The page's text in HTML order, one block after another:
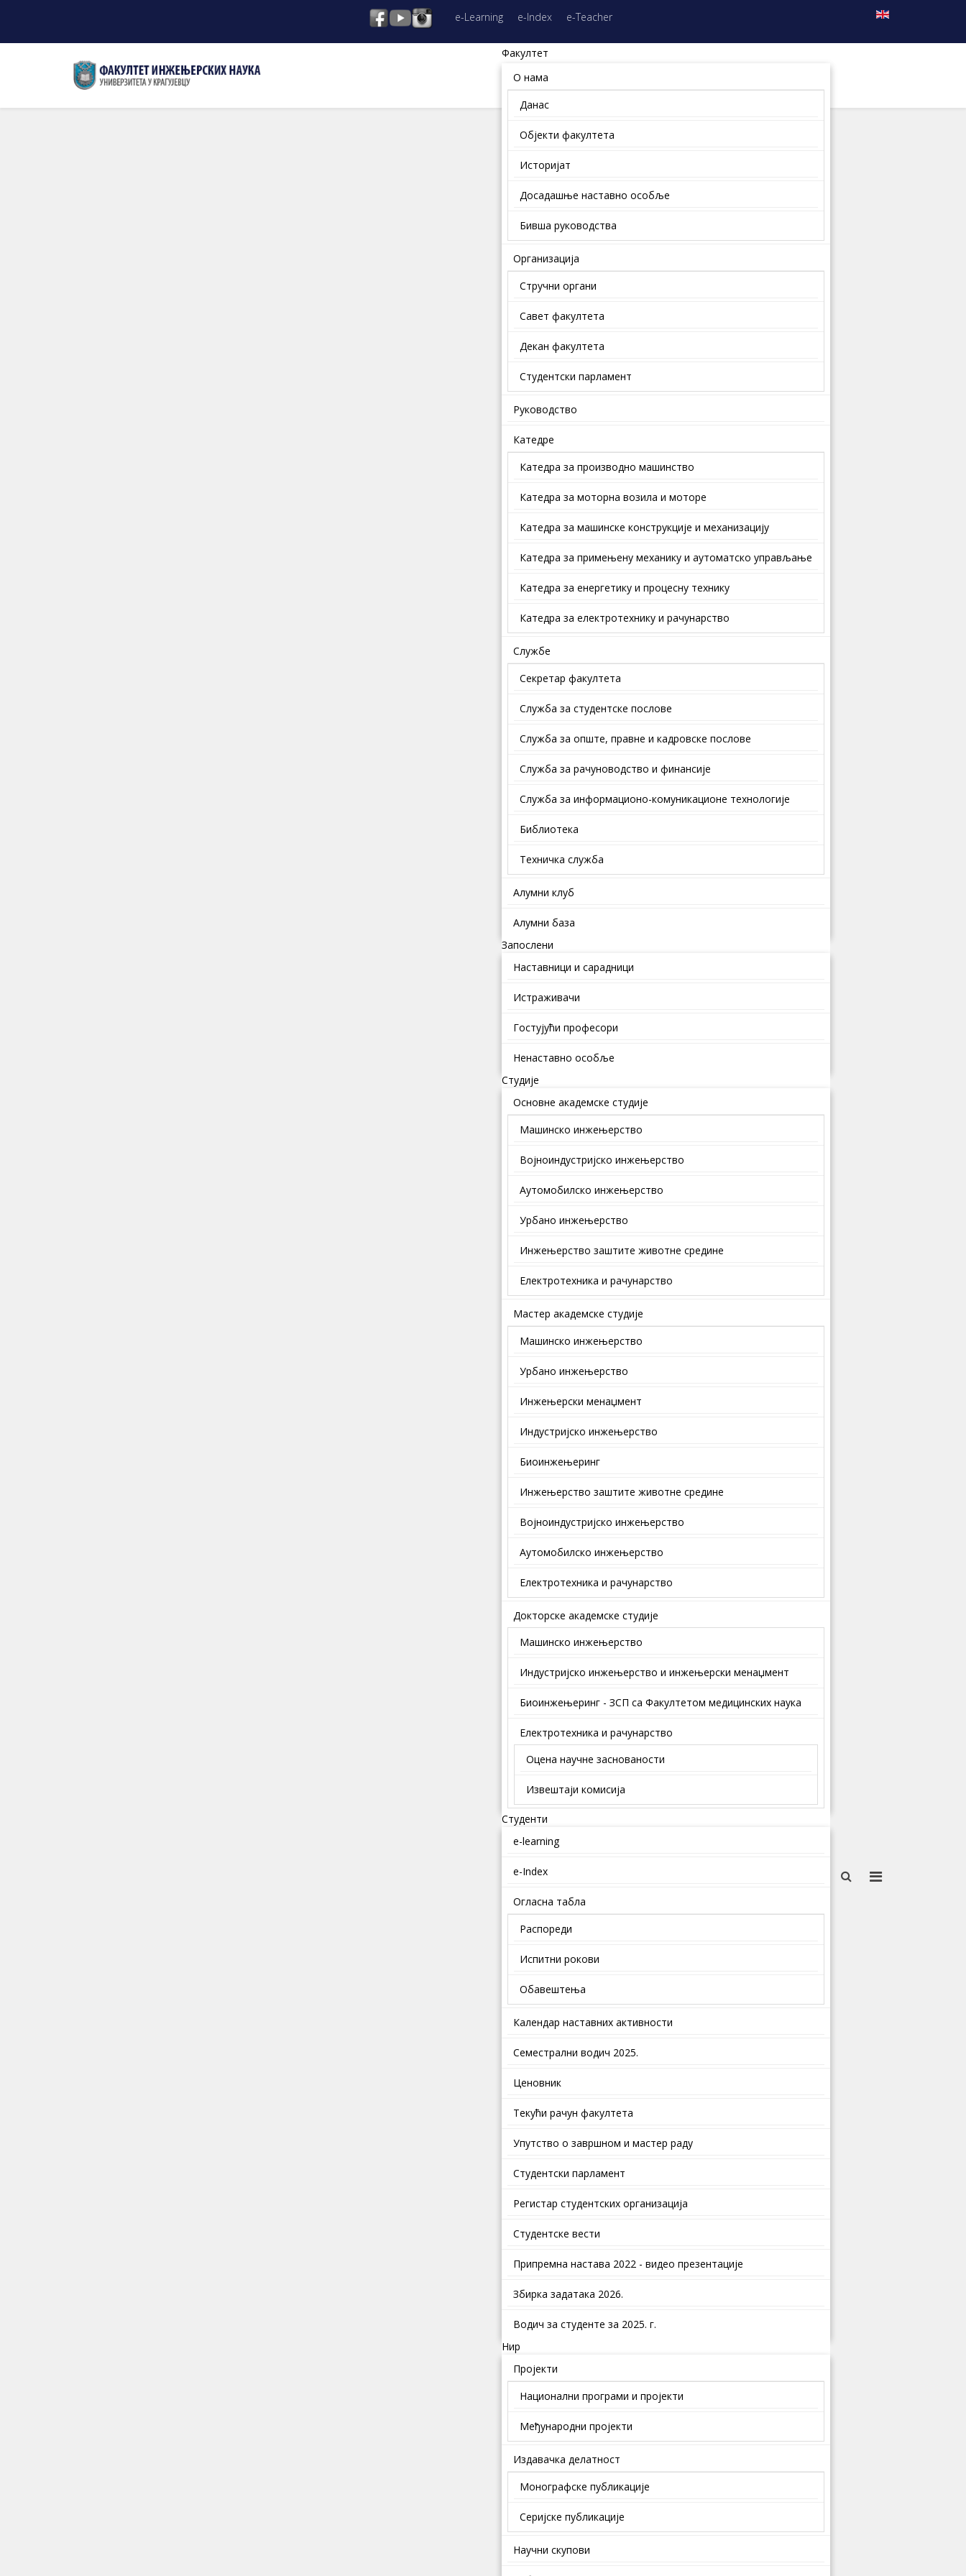
e-Learning e-Index e-Teacher
Факултет
О нама
Данас
Објекти факултета
Историјат
Досадашње наставно особље
Бивша руководства
Организација
Стручни органи
Савет факултета
Декан факултета
Студентски парламент
Руководство
Катедре
Катедра за производно машинство
Катедра за моторна возила и моторе
Катедра за машинске конструкције и механизацију
Катедра за примењену механику и аутоматско управљање
Катедра за енергетику и процесну технику
Катедра за електротехнику и рачунарство
Службе
Секретар факултета
Служба за студентске послове
Службa зa oпштe, прaвнe и кaдрoвскe пoслoвe
Служба за рачуноводство и финансије
Служба за информационо-комуникационе технологије
Библиотека
Техничка служба
Алумни клуб
Алумни база
Запослени
Наставници и сарадници
Истраживачи
Гостујући професори
Ненаставно особље
Студије
Основне академске студије
Машинско инжењерство
Војноиндустријско инжењерство
Аутомобилско инжењерство
Урбано инжењерство
Инжењерство заштите животне средине
Електротехника и рачунарство
Мастер академске студије
Машинско инжењерство
Урбано инжењерство
Инжењерски менаџмент
Индустријско инжењерство
Биоинжењеринг
Инжењерство заштите животне средине
Војноиндустријско инжењерство
Аутомобилско инжењерство
Електротехника и рачунарство
Докторске академске студије
Mашинско инжењерство
Индустријско инжењерство и инжењерски менаџмент
Биоинжењеринг - ЗСП са Факултетом медицинских наука
Електротехника и рачунарство
Оцена научне заснованости
Извештаји комисија
Студенти
e-learning
e-Index
Огласна табла
Распореди
Испитни рокови
Обавештења
Календар наставних активности
Семестрални водич 2025.
Ценовник
Текући рачун факултета
Упутство о завршном и мастер раду
Студентски парламент
Регистар студентских организација
Студентске вести
Припремна настава 2022 - видео презентације
Збирка задатака 2026.
Водич за студенте за 2025. г.
Нир
Пројекти
Национални програми и пројекти
Међународни пројекти
Издавачка делатност
Монографске публикације
Серијске публикације
Научни скупови